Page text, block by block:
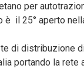
per
è il 25° aperto
di distribuzione
portando la